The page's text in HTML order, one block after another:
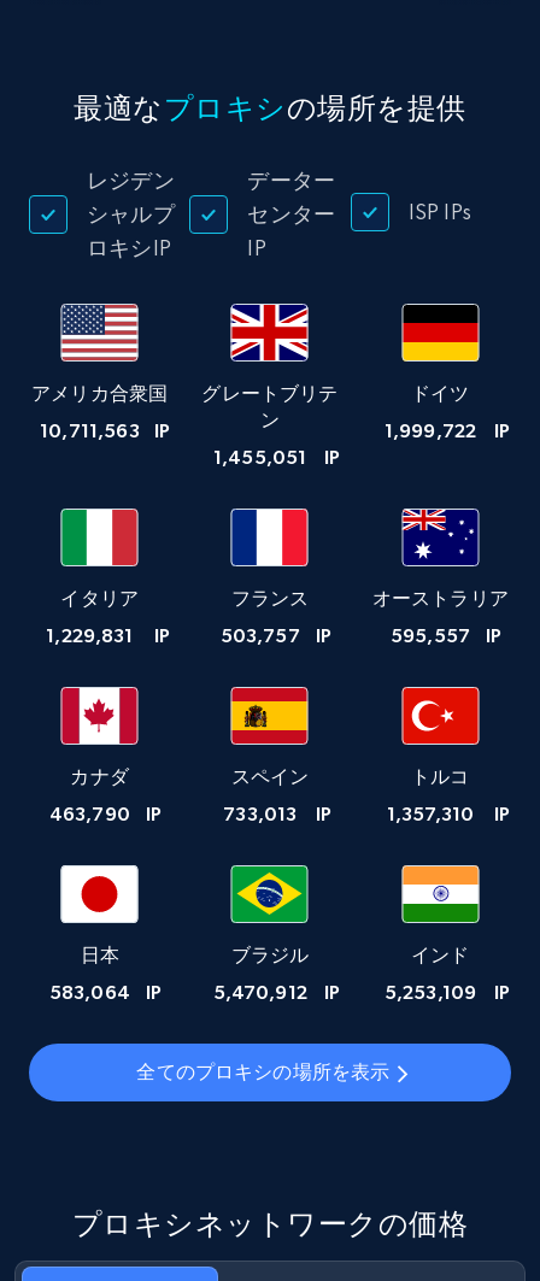
最適な プロキシの場所を提供
レジデン
シャルプ
ロキシIP
データー
センター
IP
ISP IPs
アメリカ合衆国
10,711,563 IP
グレートブリテ
ン
1,455,051 IP
ドイツ
1,999,722 IP
イタリア
1,229,831 IP
フランス
503,757 IP
オーストラリア
595,557 IP
カナダ
463,790 IP
スペイン
733,013 IP
トルコ
1,357,310 IP
日本
583,064 IP
ブラジル
5,470,912 IP
インド
5,253,109 IP
全てのプロキシの場所を表示
プロキシネットワークの価格